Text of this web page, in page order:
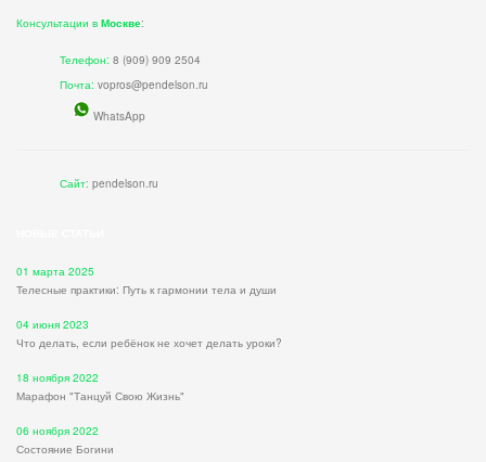
Консультации в Москве:
Телефон: 8 (909) 909 2504
Почта: vopros@pendelson.ru
WhatsApp
Сайт: pendelson.ru
01 марта 2025
Телесные практики: Путь к гармонии тела и души
04 июня 2023
Что делать, если ребёнок не хочет делать уроки?
18 ноября 2022
Марафон "Танцуй Свою Жизнь"
06 ноября 2022
Состояние Богини